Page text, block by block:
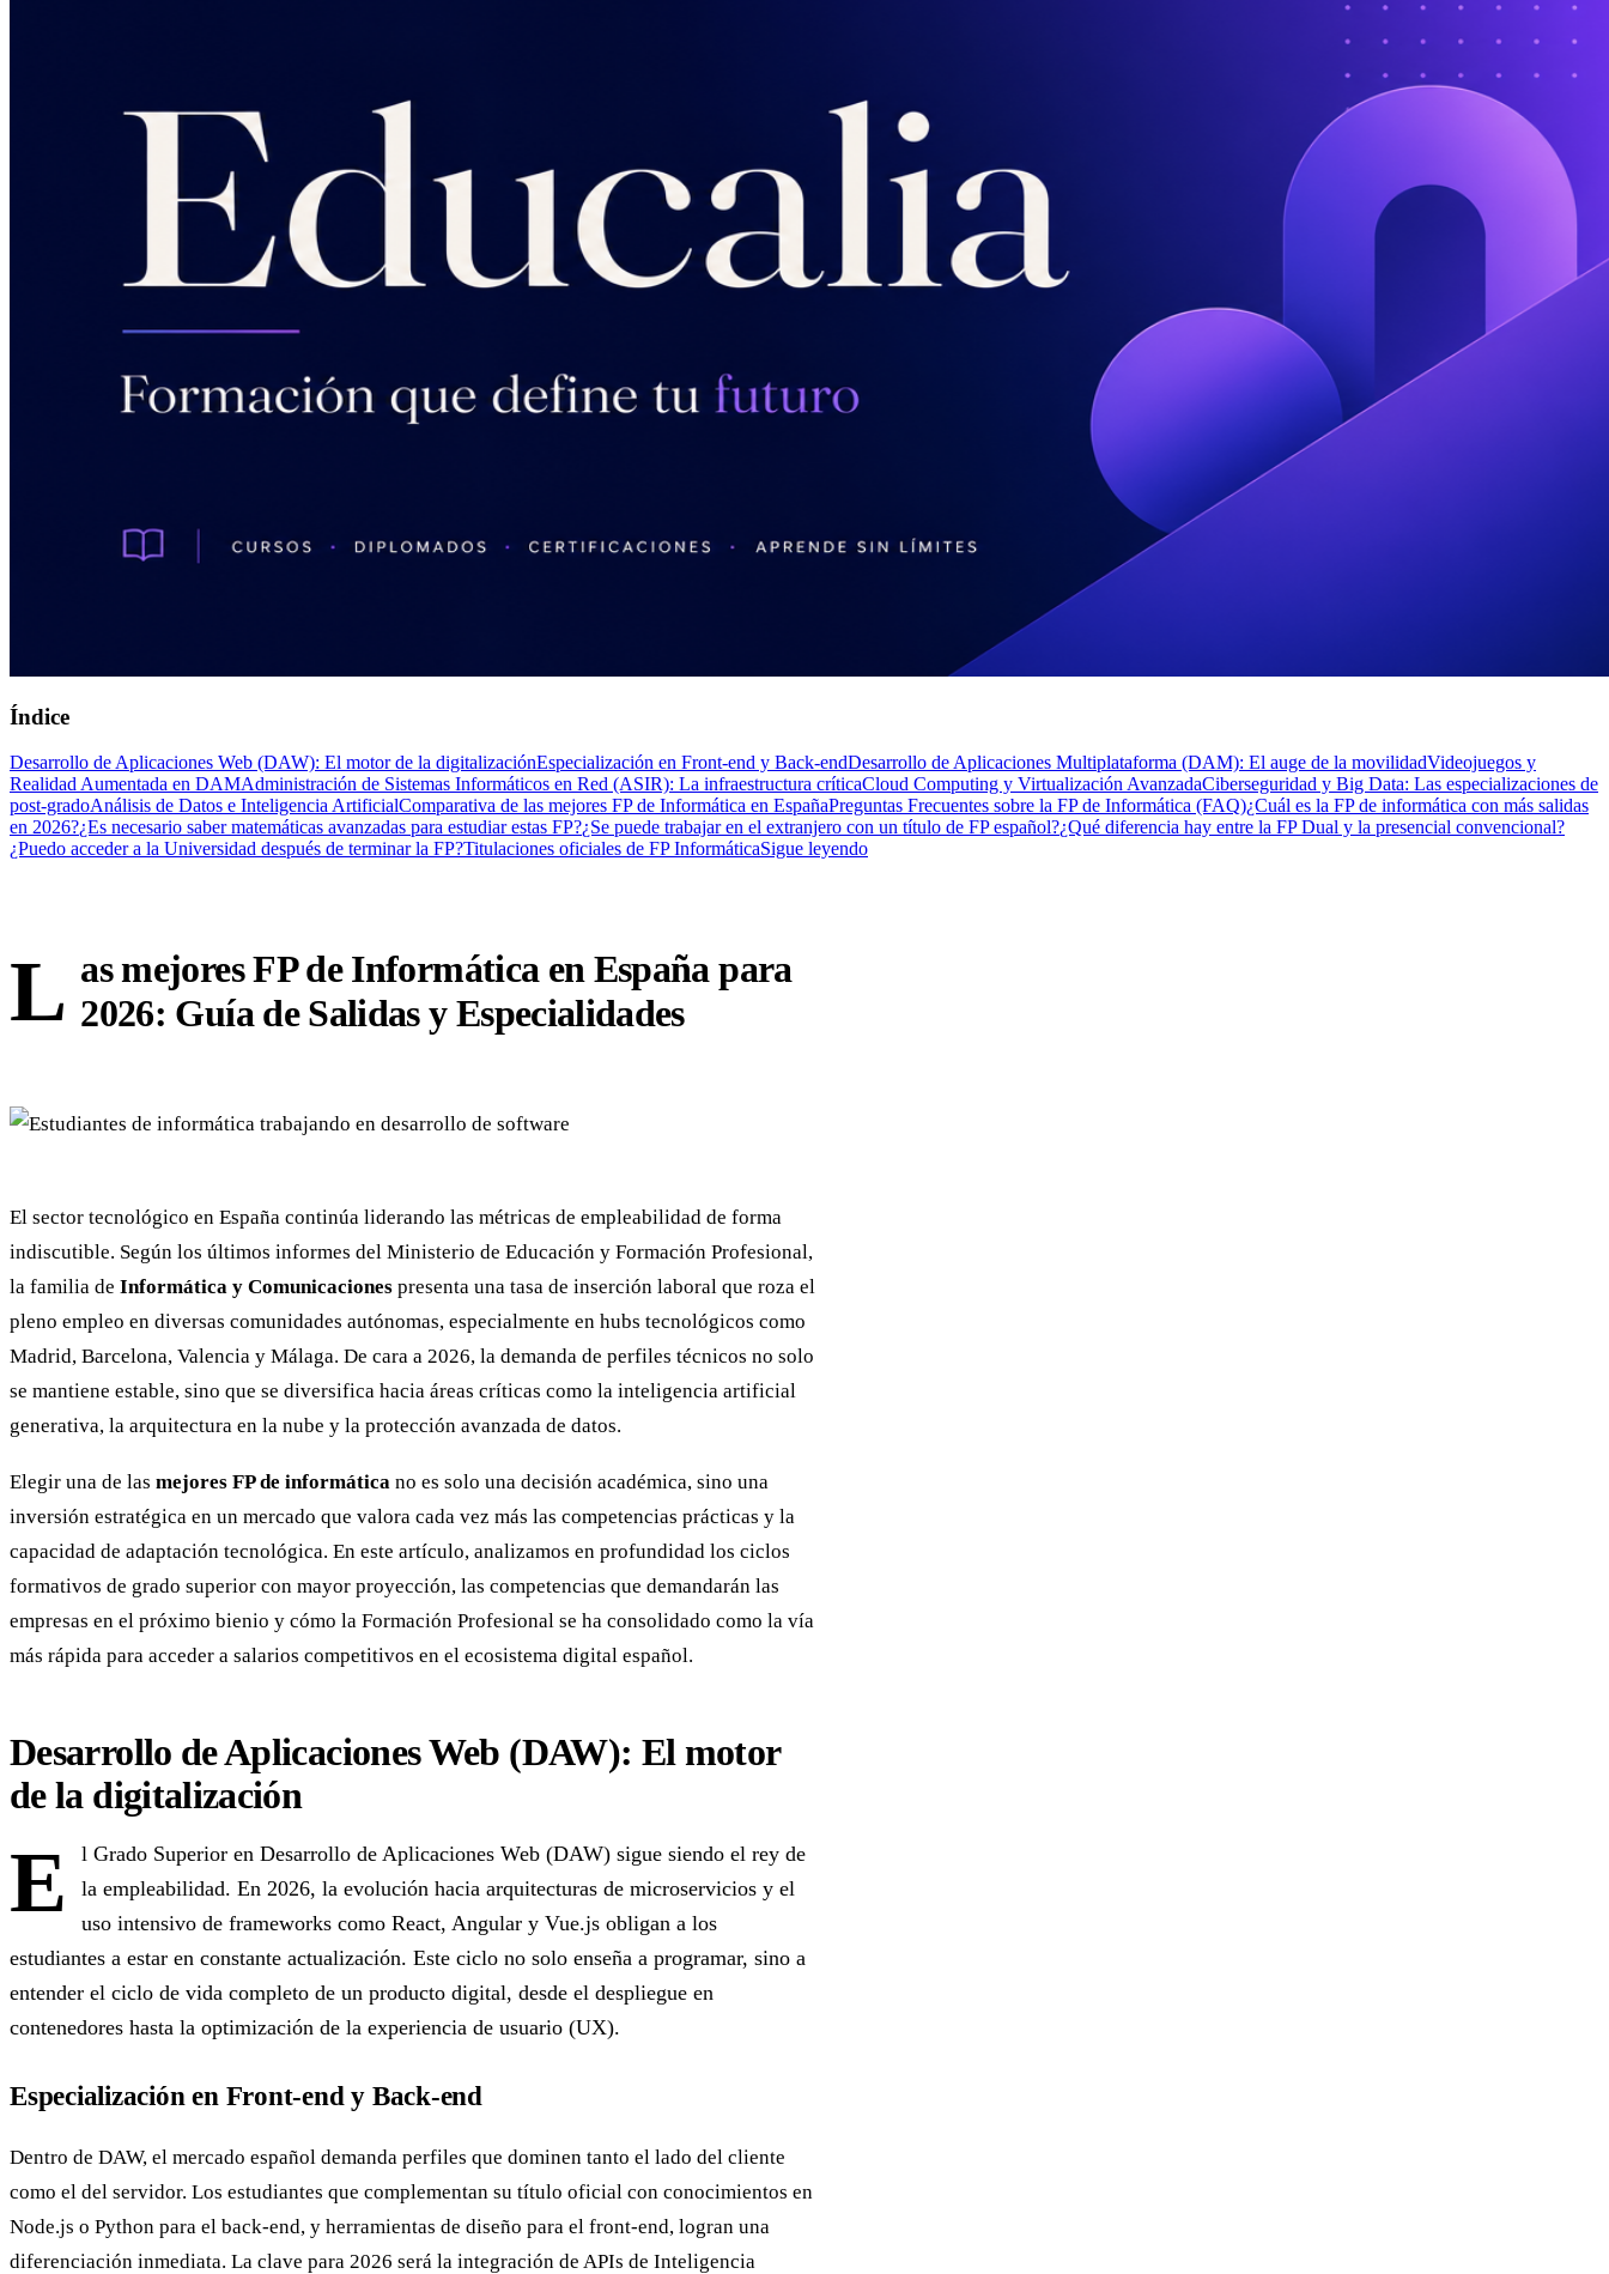
Índice
Desarrollo de Aplicaciones Web (DAW): El motor de la digitalizaciónEspecialización en Front-end y Back-endDesarrollo de Aplicaciones Multiplataforma (DAM): El auge de la movilidadVideojuegos y
Realidad Aumentada en DAMAdministración de Sistemas Informáticos en Red (ASIR): La infraestructura críticaCloud Computing y Virtualización AvanzadaCiberseguridad y Big Data: Las especializaciones de
post-gradoAnálisis de Datos e Inteligencia ArtificialComparativa de las mejores FP de Informática en EspañaPreguntas Frecuentes sobre la FP de Informática (FAQ)¿Cuál es la FP de informática con más salidas
en 2026?¿Es necesario saber matemáticas avanzadas para estudiar estas FP?¿Se puede trabajar en el extranjero con un título de FP español?¿Qué diferencia hay entre la FP Dual y la presencial convencional?
¿Puedo acceder a la Universidad después de terminar la FP?Titulaciones oficiales de FP InformáticaSigue leyendo
L as mejores FP de Informática en España para
2026: Guía de Salidas y Especialidades
El sector tecnológico en España continúa liderando las métricas de empleabilidad de forma
indiscutible. Según los últimos informes del Ministerio de Educación y Formación Profesional,
la familia de Informática y Comunicaciones presenta una tasa de inserción laboral que roza el
pleno empleo en diversas comunidades autónomas, especialmente en hubs tecnológicos como
Madrid, Barcelona, Valencia y Málaga. De cara a 2026, la demanda de perfiles técnicos no solo
se mantiene estable, sino que se diversifica hacia áreas críticas como la inteligencia artificial
generativa, la arquitectura en la nube y la protección avanzada de datos.
Elegir una de las mejores FP de informática no es solo una decisión académica, sino una
inversión estratégica en un mercado que valora cada vez más las competencias prácticas y la
capacidad de adaptación tecnológica. En este artículo, analizamos en profundidad los ciclos
formativos de grado superior con mayor proyección, las competencias que demandarán las
empresas en el próximo bienio y cómo la Formación Profesional se ha consolidado como la vía
más rápida para acceder a salarios competitivos en el ecosistema digital español.
Desarrollo de Aplicaciones Web (DAW): El motor
de la digitalización
E
l Grado Superior en Desarrollo de Aplicaciones Web (DAW) sigue siendo el rey de
la empleabilidad. En 2026, la evolución hacia arquitecturas de microservicios y el
uso intensivo de frameworks como React, Angular y Vue.js obligan a los
estudiantes a estar en constante actualización. Este ciclo no solo enseña a programar, sino a
entender el ciclo de vida completo de un producto digital, desde el despliegue en
contenedores hasta la optimización de la experiencia de usuario (UX).
Especialización en Front-end y Back-end
Dentro de DAW, el mercado español demanda perfiles que dominen tanto el lado del cliente
como el del servidor. Los estudiantes que complementan su título oficial con conocimientos en
Node.js o Python para el back-end, y herramientas de diseño para el front-end, logran una
diferenciación inmediata. La clave para 2026 será la integración de APIs de Inteligencia